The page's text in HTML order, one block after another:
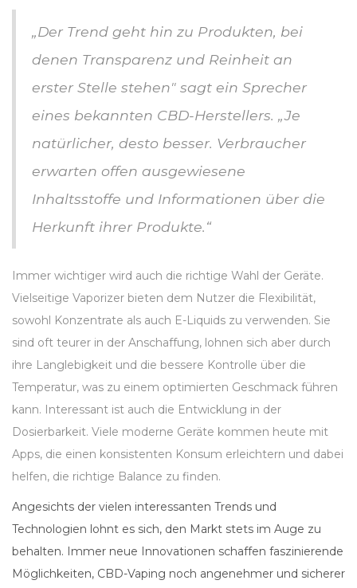
„Der Trend geht hin zu Produkten, bei
denen Transparenz und Reinheit an
erster Stelle stehen" sagt ein Sprecher
eines bekannten CBD-Herstellers. „Je
natürlicher, desto besser. Verbraucher
erwarten offen ausgewiesene
Inhaltsstoffe und Informationen über die
Herkunft ihrer Produkte.“
Immer wichtiger wird auch die richtige Wahl der Geräte.
Vielseitige Vaporizer bieten dem Nutzer die Flexibilität,
sowohl Konzentrate als auch E-Liquids zu verwenden. Sie
sind oft teurer in der Anschaffung, lohnen sich aber durch
ihre Langlebigkeit und die bessere Kontrolle über die
Temperatur, was zu einem optimierten Geschmack führen
kann. Interessant ist auch die Entwicklung in der
Dosierbarkeit. Viele moderne Geräte kommen heute mit
Apps, die einen konsistenten Konsum erleichtern und dabei
helfen, die richtige Balance zu finden.
Angesichts der vielen interessanten Trends und
Technologien lohnt es sich, den Markt stets im Auge zu
behalten. Immer neue Innovationen schaffen faszinierende
Möglichkeiten, CBD-Vaping noch angenehmer und sicherer